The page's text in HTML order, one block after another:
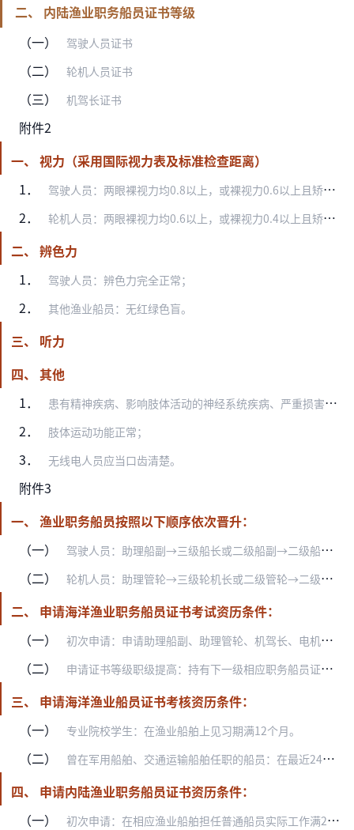
二、 内陆渔业职务船员证书等级
（一）
驾驶人员证书
（二） 轮机人员证书
（三） 机驾长证书
附件2
一、 视力（采用国际视力表及标准检查距离）
1．
驾驶人员：两眼裸视力均0.8以上，或裸视力0.6以上且矫正视力1.0以上；
2． 轮机人员：两眼裸视力均0.6以上，或裸视力0.4以上且矫正视力0.8以上。
二、 辨色力
1．
驾驶人员：辨色力完全正常；
2． 其他渔业船员：无红绿色盲。
三、 听力
四、 其他
1．
患有精神疾病、影响肢体活动的神经系统疾病、严重损害健康的传染病和可能影响船上正常工作的慢性病的，不得申请渔业船员证书；
2． 肢体运动功能正常；
3． 无线电人员应当口齿清楚。
附件3
一、 渔业职务船员按照以下顺序依次晋升：
（一）
驾驶人员：助理船副→三级船长或二级船副→二级船长或一级船副→一级船长。
（二） 轮机人员：助理管轮→三级轮机长或二级管轮→二级轮机长或一级管轮→一级轮机长。
二、 申请海洋渔业职务船员证书考试资历条件：
（一）
初次申请：申请助理船副、助理管轮、机驾长、电机员、无线电操作员职务船员证书的，应当担任渔捞员、水手、机舱加油工或电工实际工作满24个月。
（二） 申请证书等级职级提高：持有下一级相应职务船员证书，并实际担任该职务满24个月。
三、 申请海洋渔业船员证书考核资历条件：
（一）
专业院校学生：在渔业船舶上见习期满12个月。
（二） 曾在军用船舶、交通运输船舶任职的船员：在最近24个月内在相应船舶上工作满6个月。
四、 申请内陆渔业职务船员证书资历条件：
（一）
初次申请：在相应渔业船舶担任普通船员实际工作满24个月。